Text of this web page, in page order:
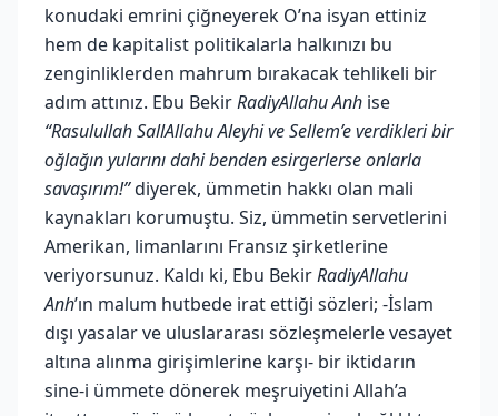
konudaki emrini çiğneyerek O’na isyan ettiniz
hem de kapitalist politikalarla halkınızı bu
zenginliklerden mahrum bırakacak tehlikeli bir
adım attınız. Ebu BekirRadiyAllahu Anh ise
“RasulullahSallAllahu Aleyhi ve Sellem’e verdikleri bir
oğlağın yularını dahi benden esirgerlerse onlarla
savaşırım!”diyerek, ümmetin hakkı olan mali
kaynakları korumuştu. Siz, ümmetin servetlerini
Amerikan, limanlarını Fransız şirketlerine
veriyorsunuz. Kaldı ki, Ebu BekirRadiyAllahu
Anh’ın malum hutbede irat ettiği sözleri; -İslam
dışı yasalar ve uluslararası sözleşmelerle vesayet
altına alınma girişimlerine karşı- bir iktidarın
sine-i ümmete dönerek meşruiyetini Allah’a